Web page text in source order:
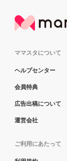
ママスタについて
ヘルプセンター
会員特典
広告出稿について
運営会社
ご利用にあたって